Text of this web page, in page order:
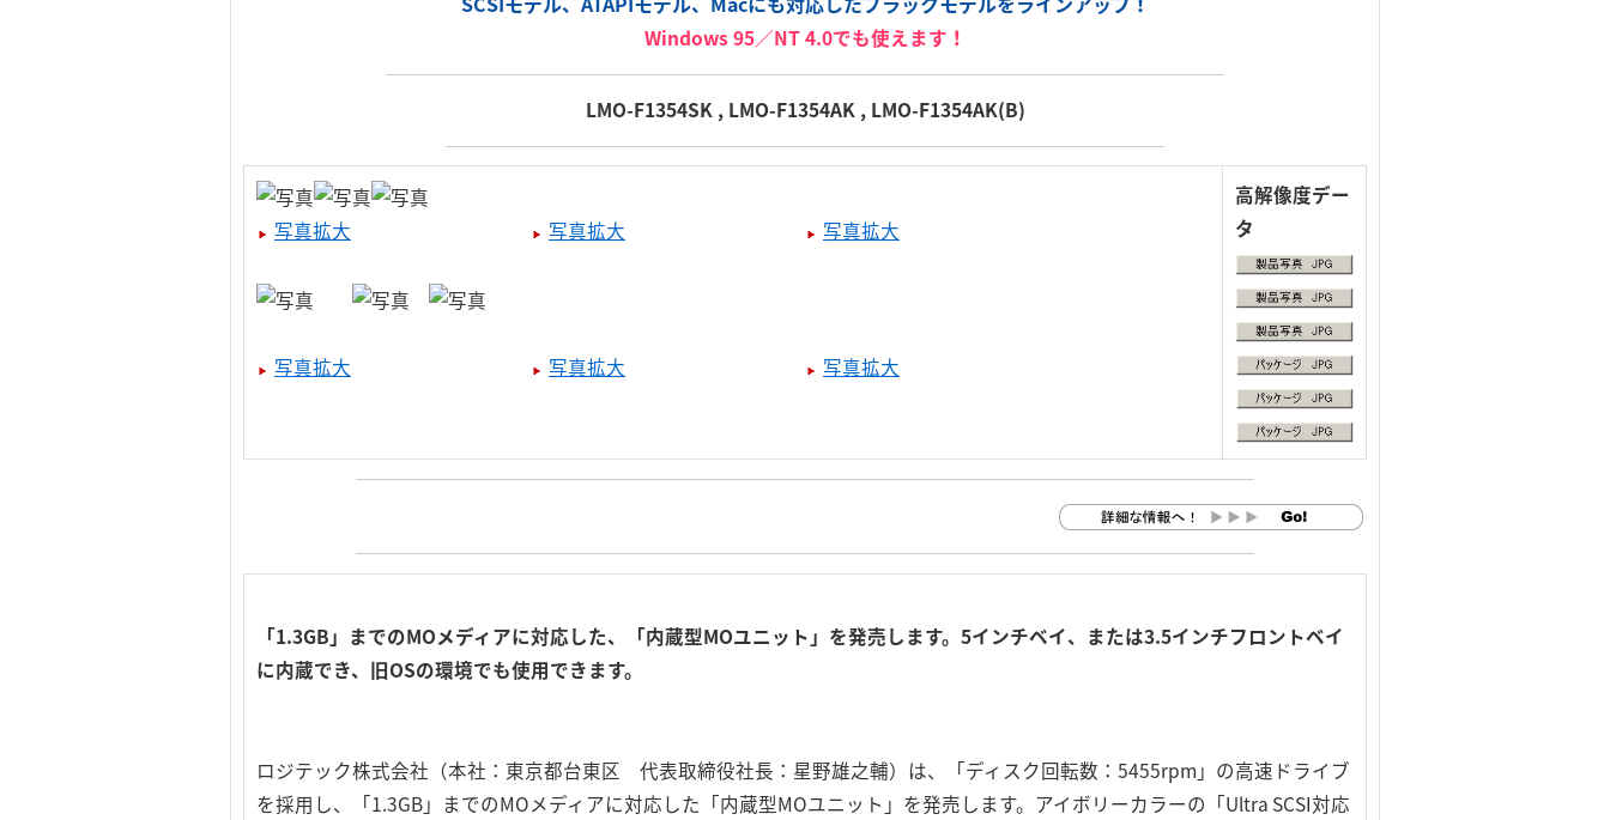
Windows 95／NT 4.0でも使えます！
LMO-F1354SK , LMO-F1354AK , LMO-F1354AK(B)
写真拡大 写真拡大 写真拡大
写真拡大 写真拡大 写真拡大
高解像度デー
タ
「1.3GB」までのMOメディアに対応した、「内蔵型MOユニット」を発売します。5インチベイ、または3.5インチフロントベイ
に内蔵でき、旧OSの環境でも使用できます。
ロジテック株式会社（本社：東京都台東区 代表取締役社長：星野雄之輔）は、「ディスク回転数：5455rpm」の高速ドライブ
を採用し、「1.3GB」までのMOメディアに対応した「内蔵型MOユニット」を発売します。アイボリーカラーの「Ultra SCSI対応